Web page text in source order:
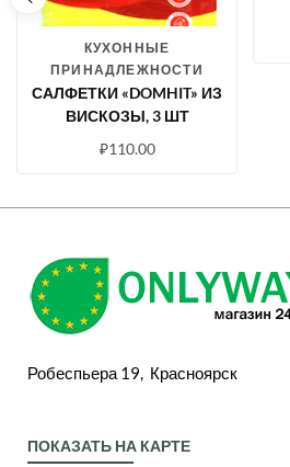
КУХОННЫЕ
ПРИНАДЛЕЖНОСТИ
САЛФЕТКИ «DOMHIT» ИЗ
ВИСКОЗЫ, 3 ШТ
₽110.00
Робеспьера 19, Красноярск
ПОКАЗАТЬ НА КАРТЕ